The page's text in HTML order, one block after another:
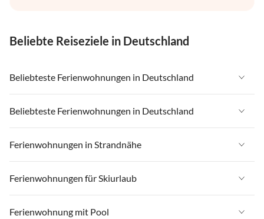
Beliebte Reiseziele in Deutschland
Beliebteste Ferienwohnungen in Deutschland
Ferienwohnungen in Deutschland
Ferienwohnungen in Ostsee
Ferienwohnungen in Nordsee
Ferienwohnungen in Mecklenburg-Vorpommern
Ferienwohnungen in Niedersachsen
Beliebteste Ferienwohnungen in Deutschland
Ferienwohnungen in Deutschland
Ferienwohnungen in Ostsee
Ferienwohnungen in Nordsee
Ferienwohnungen in Strandnähe
Ferienwohnungen in Strandnähe in Deutschland
Ferienwohnungen in Strandnähe in Ostsee
Ferienwohnungen für Skiurlaub
Ferienwohnungen für Skiurlaub in Deutschland
Ferienwohnung mit Pool